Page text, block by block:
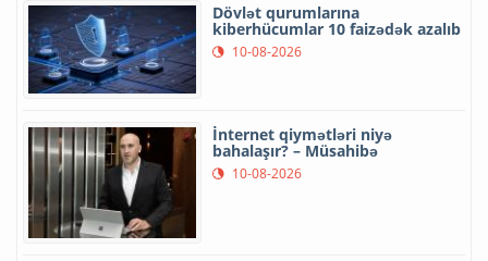
Dövlət qurumlarına
kiberhücumlar 10 faizədək azalıb
10-08-2026
İnternet qiymətləri niyə
bahalaşır? – Müsahibə
10-08-2026